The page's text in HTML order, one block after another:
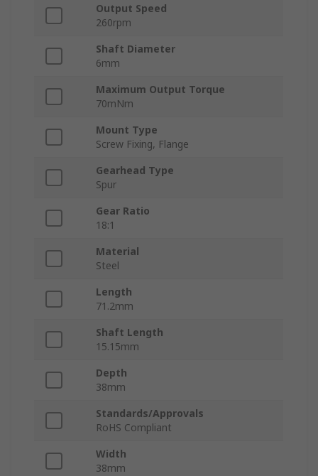
Output Speed
260rpm
Shaft Diameter
6mm
Maximum Output Torque
70mNm
Mount Type
Screw Fixing, Flange
Gearhead Type
Spur
Gear Ratio
18:1
Material
Steel
Length
71.2mm
Shaft Length
15.15mm
Depth
38mm
Standards/Approvals
RoHS Compliant
Width
38mm